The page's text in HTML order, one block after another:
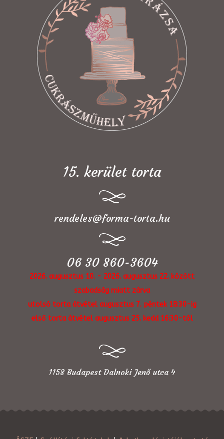
15. kerület torta
rendeles@forma-torta.hu
06 30 860-3604
2026. augusztus 10. - 2026. augusztus 22. között
szabadság miatt zárva
utolsó torta átvétel augusztus 7. péntek 18:30-ig
első torta átvétel augusztus 25. kedd 16:30-tól
1158 Budapest Dalnoki Jenő utca 4